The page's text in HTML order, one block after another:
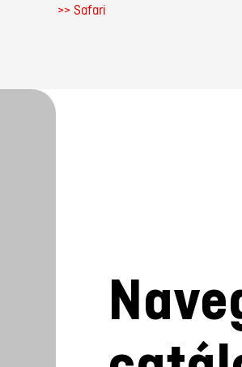
>> Safari